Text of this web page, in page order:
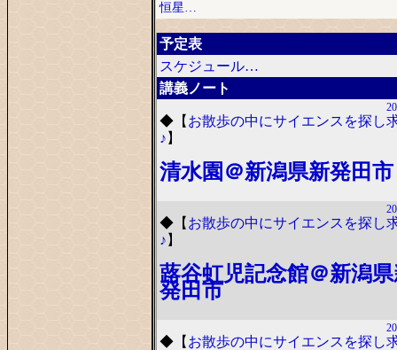
恒星…
予定表
スケジュール…
講義ノート
◆ 【 お散歩の中にサイエンスを探し
♪ 】
清水園＠新潟県新発田市
◆ 【 お散歩の中にサイエンスを探し
♪ 】
蕗谷虹児記念館＠新潟
発田市
◆ 【 お散歩の中にサイエンスを探し